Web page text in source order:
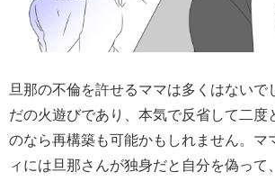
旦那の不倫を許せるママは多くはないで
だの火遊びであり、本気で反省して二度
のなら再構築も可能かもしれません。マ
ィには旦那さんが独身だと自分を偽って